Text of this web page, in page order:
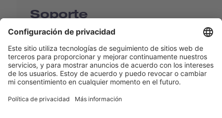
Soporte
Shop
Contact us